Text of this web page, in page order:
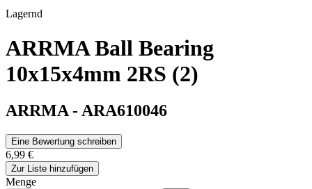
Lagernd
ARRMA Ball Bearing
10x15x4mm 2RS (2)
ARRMA - ARA610046
Eine Bewertung schreiben
6,99 €
Zur Liste hinzufügen
Menge